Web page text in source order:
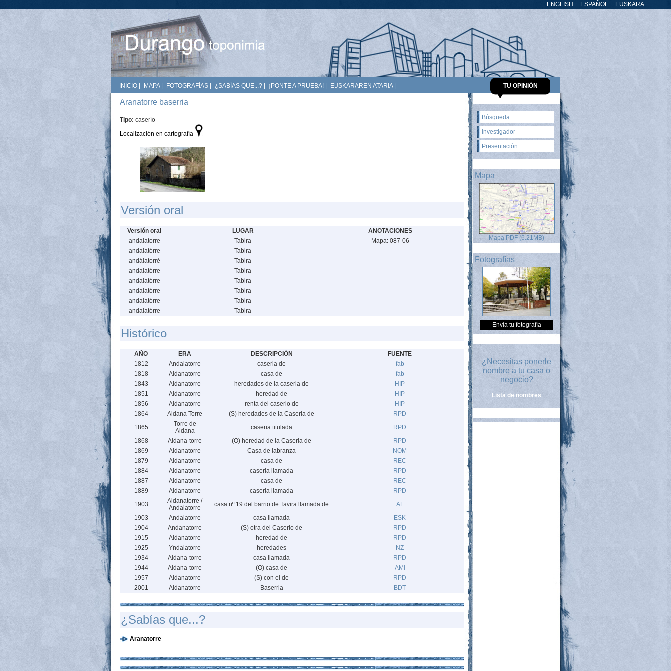
EUSKARA
ESPAÑOL
ENGLISH
INICIO MAPA| FOTOGRAFÍAS ¿SABÍAS QUE...? ¡PONTE A PRUEBA! EUSKARAREN ATARIA| TU OPINIÓN
Aranatorre baserria
Tipo: caserío
Localización en cartografía
Versión oral
Versión oral LUGAR
ANOTACIONES
andalatorre
Tabira
Mapa: 087-06
andalatórre
Tabira
andálatorrè
Tabira
andalatórre
Tabira
andalatórre
Tabira
andalatórre
Tabira
andalatórre
Tabira
andalatórre
Tabira
Histórico
AÑO ERA DESCRIPCIÓN
FUENTE
1812
Andalatorre caseria de
fab
1818
Aldanatorre casa de
fab
1843
Aldanatorre heredades de la caseria de
HIP
1851
Aldanatorre heredad de
HIP
1856
Aldanatorre renta del caserio de
HIP
1864
Aldana Torre (S) heredades de la Caseria de
RPD
1865
Torre de
Aldana
caseria titulada
RPD
1868
Aldana-torre (O) heredad de la Caseria de
RPD
1869
Aldanatorre Casa de labranza
NOM
1879
Aldanatorre casa de
REC
1884
Aldanatorre caseria llamada
RPD
1887
Aldanatorre casa de
REC
1889
Aldanatorre caseria llamada
RPD
1903
Aldanatorre /
Andalatorre
casa nº 19 del barrio de Tavira llamada de
AL
1903
Andalatorre casa llamada
ESK
1904
Andanatorre (S) otra del Caserio de
RPD
1915
Aldanatorre heredad de
RPD
1925
Yndalatorre heredades
NZ
1934
Aldana-torre casa llamada
RPD
1944
Aldana-torre (O) casa de
AMI
1957
Aldanatorre (S) con el de
RPD
2001
Aldanatorre Baserria BDT
¿Sabías que...?
Aranatorre
Búsqueda
Investigador
Presentación
Mapa
Mapa PDF (6.21MB)
Fotografías
Envía tu fotografía
¿Necesitas ponerle
nombre a tu casa o
negocio?
Lista de nombres